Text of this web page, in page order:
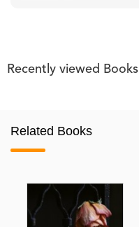
Recently viewed Books
Related Books